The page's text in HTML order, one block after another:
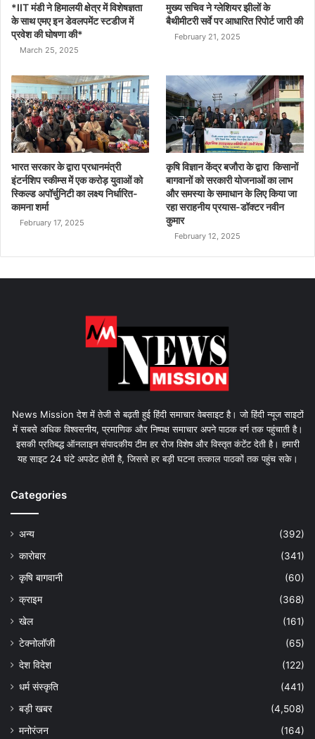
*IIT मंडी ने हिमालयी क्षेत्र में विशेषज्ञता
के साथ एमए इन डेवलपमेंट स्टडीज में
प्रवेश की घोषणा की*
March 25, 2025
मुख्य सचिव ने ग्लेशियर झीलों के
बैथीमीटरी सर्वे पर आधारित रिपोर्ट जारी की
February 21, 2025
भारत सरकार के द्वारा प्रधानमंत्री
इंटर्नशिप स्कीम्स में एक करोड़ युवाओं को
स्किल्ड अपॉर्चुनिटी का लक्ष्य निर्धारित-
कामना शर्मा
February 17, 2025
कृषि विज्ञान केंद्र बजौरा के द्वारा किसानों
बागवानों को सरकारी योजनाओं का लाभ
और समस्या के समाधान के लिए किया जा
रहा सराहनीय प्रयास-डॉक्टर नवीन
कुमार
February 12, 2025
News Mission देश में तेजी से बढ़ती हुई हिंदी समाचार वेबसाइट है। जो हिंदी न्यूज साइटों
में सबसे अधिक विश्वसनीय, प्रमाणिक और निष्पक्ष समाचार अपने पाठक वर्ग तक पहुंचाती है।
इसकी प्रतिबद्ध ऑनलाइन संपादकीय टीम हर रोज विशेष और विस्तृत कंटेंट देती है। हमारी
यह साइट 24 घंटे अपडेट होती है, जिससे हर बड़ी घटना तत्काल पाठकों तक पहुंच सके।
Categories
अन्य
(392)
कारोबार
(341)
कृषि बागवानी
(60)
क्राइम
(368)
खेल
(161)
टेक्नोलॉजी
(65)
देश विदेश
(122)
धर्म संस्कृति
(441)
बड़ी खबर
(4,508)
मनोरंजन
(164)